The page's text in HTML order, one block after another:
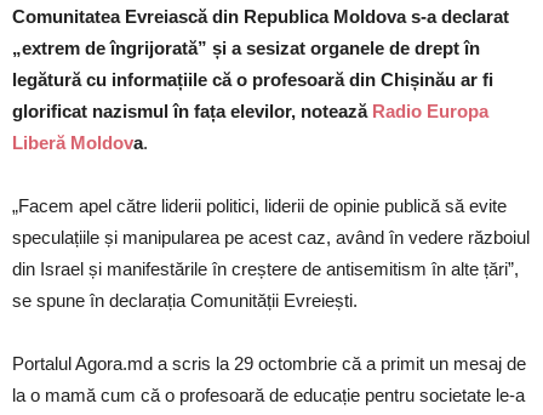
Comunitatea Evreiască din Republica Moldova s-a declarat
„extrem de îngrijorată” și a sesizat organele de drept în
legătură cu informațiile că o profesoară din Chișinău ar fi
glorificat nazismul în fața elevilor, notează Radio Europa
Liberă Moldova.
„Facem apel către liderii politici, liderii de opinie publică să evite
speculațiile și manipularea pe acest caz, având în vedere războiul
din Israel și manifestările în creștere de antisemitism în alte țări”,
se spune în declarația Comunității Evreiești.
Portalul Agora.md a scris la 29 octombrie că a primit un mesaj de
la o mamă cum că o profesoară de educație pentru societate le-a